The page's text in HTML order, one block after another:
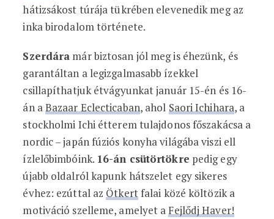
hátizsákost túrája tükrében elevenedik meg az
inka birodalom története.
Szerdára már biztosan jól meg is éhezünk, és
garantáltan a legizgalmasabb ízekkel
csillapíthatjuk étvágyunkat január 15-én és 16-
án aBazaar Eclecticaban, ahol Saori Ichihara, a
stockholmi Ichi étterem tulajdonos főszakácsa a
nordic – japán fúziós konyha világába viszi ell
ízlelőbimbóink. 16-án csütörtökre pedig egy
újabb oldalról kapunk hátszelet egy sikeres
évhez: ezúttal az Ötkertfalai közé költözik a
motiváció szelleme, amelyet a Fejlődj Haver!